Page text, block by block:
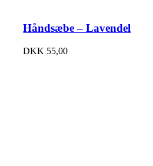
Håndsæbe – Lavendel
DKK 55,00